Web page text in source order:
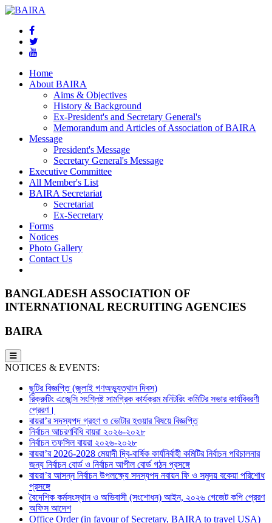
Home
About BAIRA
Aims & Objectives
History & Background
Ex-President's and Secretary General's
Memorandum and Articles of Association of BAIRA
Message
President's Message
Secretary General's Message
Executive Committee
All Member's List
BAIRA Secretariat
Secretariat
Ex-Secretary
Forms
Notices
Photo Gallery
Contact Us
BANGLADESH ASSOCIATION OF
INTERNATIONAL RECRUITING AGENCIES
BAIRA
NOTICES & EVENTS:
ছুটির বিজ্ঞপ্তি (জুলাই গণঅভ্যুত্থান দিবস)
রিক্রুটিং এজেন্সি সংশ্লিষ্ট সামগ্রিক কার্যক্রম মনিটরিং কমিটির সভার কার্যবিবরণী
প্রেরণ।
বায়রা’র সদস্যপদ গ্রহণ ও ভোটার হওয়ার বিষয়ে বিজ্ঞপ্তি
নির্বাচন আচরণবিধি বায়রা ২০২৬-২০২৮
নির্বাচন তফসিল বায়রা ২০২৬-২০২৮
বায়রা’র 2026-2028 মেয়াদী দ্বি-বার্ষিক কার্যনির্বাহী কমিটির নির্বাচন পরিচালনার
জন্য নির্বাচন বোর্ড ও নির্বাচন আপীল বোর্ড গঠন প্রসঙ্গে
বায়রা’র আসন্ন নির্বাচন উপলক্ষ্যে সদস্যপদ নবায়ন ফি ও সমুদয় বকেয়া পরিশোধ
প্রসঙ্গে
বৈদেশিক কর্মসংস্থান ও অভিবাসী (সংশোধন) আইন, ২০২৬ গেজেট কপি প্রেরণ
অফিস আদেশ
Office Order (in favour of Secretary, BAIRA to travel USA)